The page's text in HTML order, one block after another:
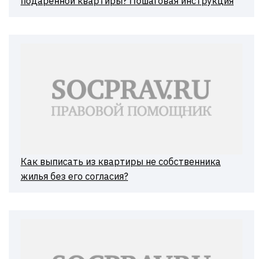
Как выписать из квартиры не собственника
жилья без его согласия?